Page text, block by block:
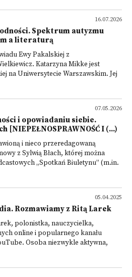
16.07.2026
Spektrum autyzmu
a literaturą
Ewy Pakalskiej z
Katarzyna Mikke jest
na Uniwersytecie Warszawskim. Jej
07.05.2026
i opowiadaniu siebie.
[NIEPEŁNOSPRAWNOŚĆ I (...)
i nieco przeredagowaną
z Sylwią Błach, której można
„Spotkań Biuletynu” (m.in.
05.04.2025
Rozmawiamy z Ritą Larek
polonistka, nauczycielka,
online i popularnego kanału
Osoba niezwykle aktywna,